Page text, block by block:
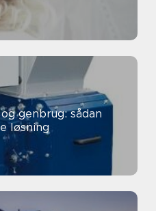
genbrug: sådan
løsning